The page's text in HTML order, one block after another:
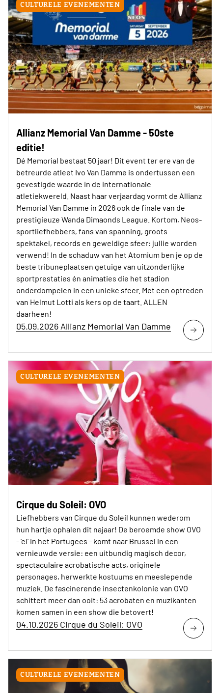
CULTURELE EVENEMENTEN
Allianz Memorial Van Damme - 50ste
editie!
Dé Memorial bestaat 50 jaar! Dit event ter ere van de
betreurde atleet Ivo Van Damme is ondertussen een
gevestigde waarde in de internationale
atletiekwereld. Naast haar verjaardag vormt de Allianz
Memorial Van Damme in 2026 ook de finale van de
prestigieuze Wanda Dimaonds League. Kortom, Neos-
sportliefhebbers, fans van spanning, groots
spektakel, records en geweldige sfeer: jullie worden
verwend! In de schaduw van het Atomium ben je op de
beste tribuneplaatsen getuige van uitzonderlijke
sportprestaties én animaties die het stadion
onderdompelen in een unieke sfeer. Met een optreden
van Helmut Lotti als kers op de taart. ALLEN
daarheen!
05.09.2026 Allianz Memorial Van Damme
CULTURELE EVENEMENTEN
Cirque du Soleil: OVO
Liefhebbers van Cirque du Soleil kunnen wederom
hun hartje ophalen dit najaar! De beroemde show OVO
- 'ei' in het Portugees - komt naar Brussel in een
vernieuwde versie: een uitbundig magisch decor,
spectaculaire acrobatische acts, originele
personages, herwerkte kostuums en meeslepende
muziek. De fascinerende insectenkolonie van OVO
schittert meer dan ooit: 53 acrobaten en muzikanten
komen samen in een show die betovert!
04.10.2026 Cirque du Soleil: OVO
CULTURELE EVENEMENTEN